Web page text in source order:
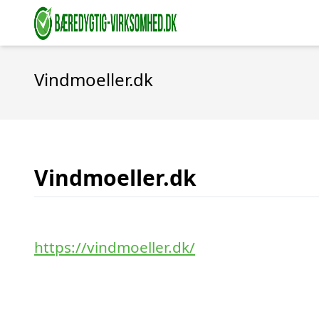
Vindmoeller.dk
Vindmoeller.dk
https://vindmoeller.dk/